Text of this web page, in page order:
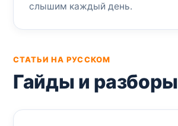
слышим каждый день.
СТАТЬИ НА РУССКОМ
Гайды и разборы